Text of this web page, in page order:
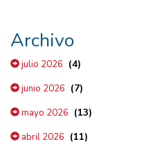
Archivo
julio 2026 (4)
junio 2026 (7)
mayo 2026 (13)
abril 2026 (11)